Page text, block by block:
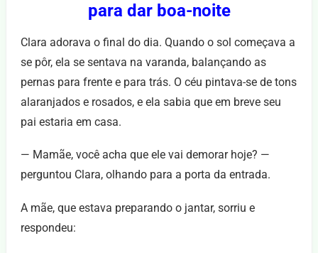
para dar boa-noite
Clara adorava o final do dia. Quando o sol começava a
se pôr, ela se sentava na varanda, balançando as
pernas para frente e para trás. O céu pintava-se de tons
alaranjados e rosados, e ela sabia que em breve seu
pai estaria em casa.
— Mamãe, você acha que ele vai demorar hoje? —
perguntou Clara, olhando para a porta da entrada.
A mãe, que estava preparando o jantar, sorriu e
respondeu: